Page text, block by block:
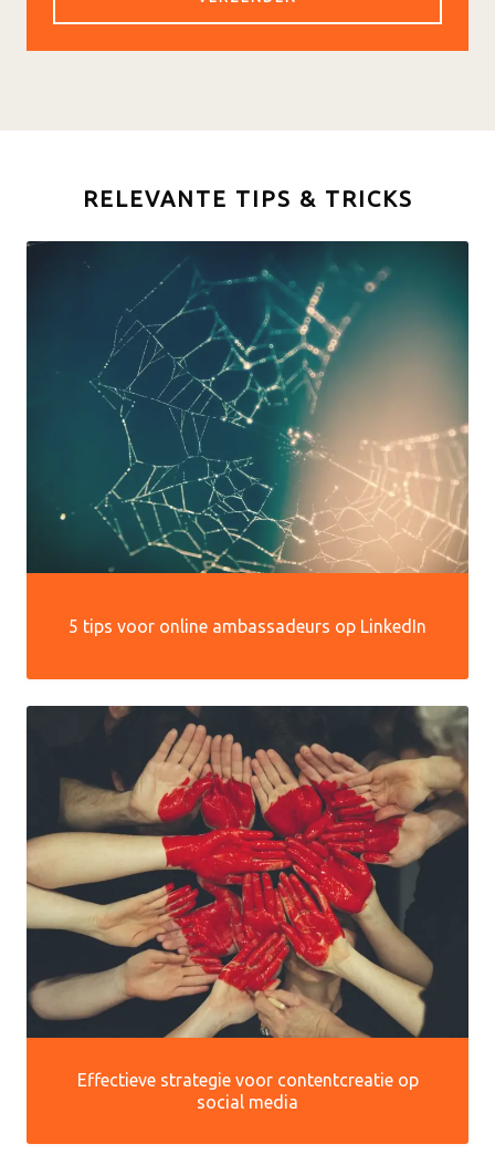
RELEVANTE TIPS & TRICKS
5 tips voor online ambassadeurs op LinkedIn
Effectieve strategie voor contentcreatie op
social media